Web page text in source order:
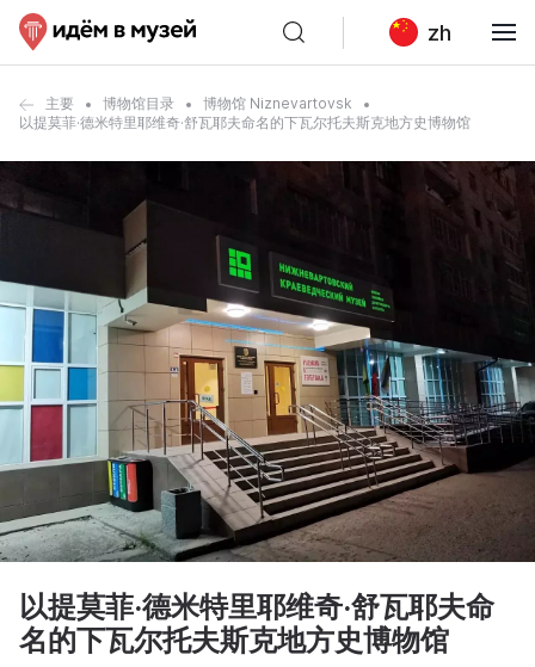
zh
主要 博物馆目录
博物馆 Niznevartovsk
以提莫菲·德米特里耶维奇·舒瓦耶夫命名的下瓦尔托夫斯克地方史博物馆
以提莫菲·德米特里耶维奇·舒瓦耶夫命
名的下瓦尔托夫斯克地方史博物馆